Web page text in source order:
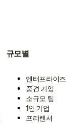
규모별
엔터프라이즈
중견 기업
소규모 팀
1인 기업
프리랜서